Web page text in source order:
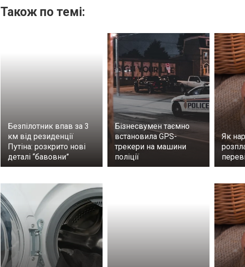
Також по темі:
Безпілотник впав за 3
км від резиденції
Путіна: розкрито нові
деталі “бавовни”
Бізнесвумен таємно
встановила GPS-
трекери на машини
поліції
Як